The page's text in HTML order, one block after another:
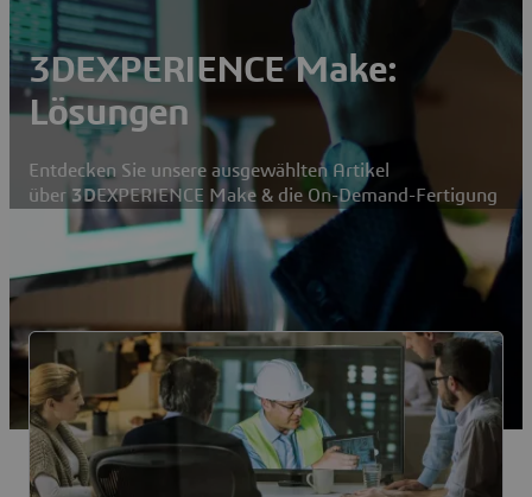
3DEXPERIENCE Make:
Lösungen
Entdecken Sie unsere ausgewählten Artikel
über 3DEXPERIENCE Make & die On-Demand-Fertigung